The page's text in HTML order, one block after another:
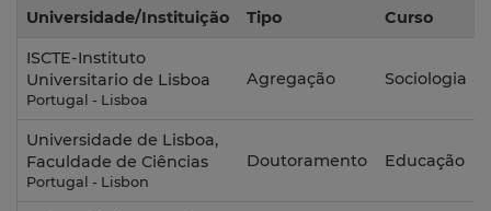
Universidade/Instituição Tipo Curso
ISCTE-Instituto
Universitario de Lisboa
Portugal - Lisboa
Agregação Sociologia
Universidade de Lisboa,
Faculdade de Ciências
Portugal - Lisbon
Doutoramento Educação